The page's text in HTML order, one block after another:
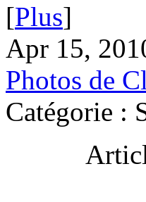
[Plus]
Apr 15,
Photos de
Catégorie :